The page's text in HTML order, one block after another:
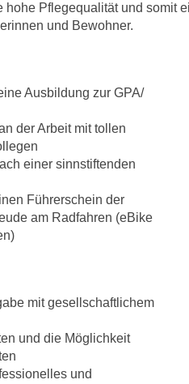
hohe Pflegequalität und somit
und Bewohner.
Ausbildung zur GPA/
der Arbeit mit tollen
einer sinnstiftenden
Führerschein der
am Radfahren (eBike
mit gesellschaftlichem
und die Möglichkeit
und